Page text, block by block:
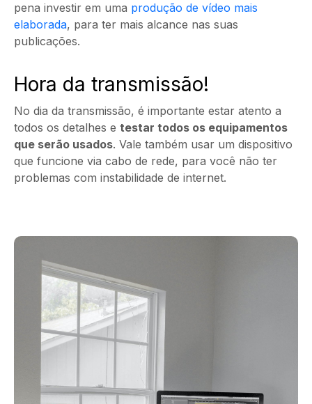
pena investir em uma produção de vídeo mais
elaborada, para ter mais alcance nas suas
publicações.
Hora da transmissão!
No dia da transmissão, é importante estar atento a
todos os detalhes e testar todos os equipamentos
que serão usados. Vale também usar um dispositivo
que funcione via cabo de rede, para você não ter
problemas com instabilidade de internet.